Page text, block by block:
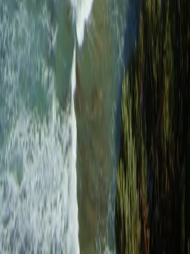
~ 17:30 (주말·공휴일 휴무)
298-910003-08304 신발끈
로 24길 9(창전동 436-28) 신발끈여행사
행업 보증보험, 기획여행업 보증보험에 가입되
등록번호 105-81-66169 통신판매업신고번
-01080호
행약관 해외여행자보험
주의사
Travel.
기